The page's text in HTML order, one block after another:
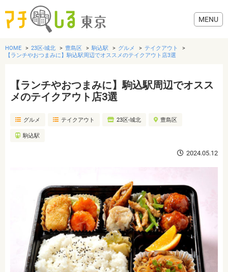
グルメ
美容・健康
おでかけ
生活
HOME 23区-城北 豊島区 駒込駅 グルメ
テイクアウト
【ランチやおつまみに】駒込駅周辺でオススメのテイクアウト店3選
【ランチやおつまみに】駒込駅周辺でオスス
メのテイクアウト店3選
グルメ テイクアウト 23区-城北 豊島区
駒込駅
2024.05.12